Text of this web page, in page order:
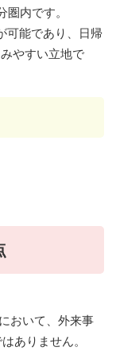
内です。
可能であり、日帰
やすい立地で
おいて、外来事
ありません。